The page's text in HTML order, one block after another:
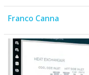
Franco Canna